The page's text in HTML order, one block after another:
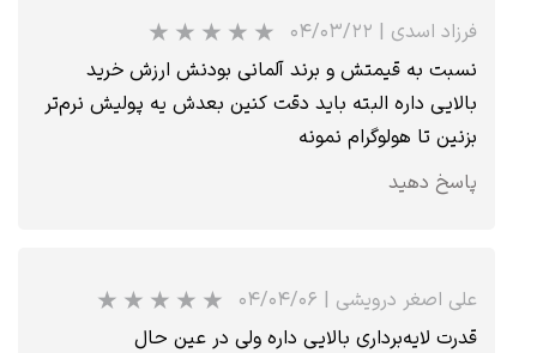
★★★★★
فرزاد اسدی | ۰۴/۰۳/۲۲
نسبت به قیمتش و برند آلمانی بودنش ارزش خرید
بالایی داره البته باید دقت کنین بعدش یه پولیش نرم‌تر
بزنین تا هولوگرام نمونه
پاسخ دهید
علی اصغر درویشی | ۰۴/۰۴/۰۶
قدرت لایه‌برداری بالایی داره ولی در عین حال